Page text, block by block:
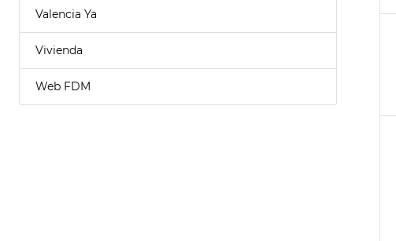
Valencia Ya
Vivienda
Web FDM